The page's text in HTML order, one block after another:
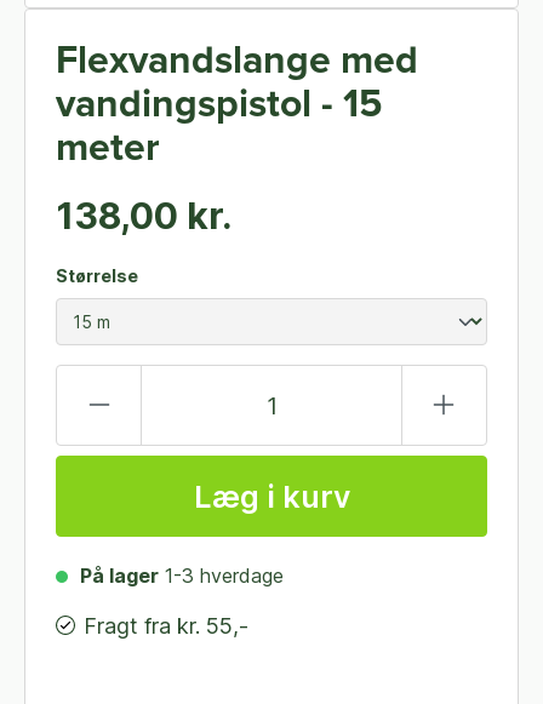
Flexvandslange med
vandingspistol - 15
meter
138,00 kr.
Størrelse
Læg i kurv
På lager 1-3 hverdage
Fragt fra kr. 55,-